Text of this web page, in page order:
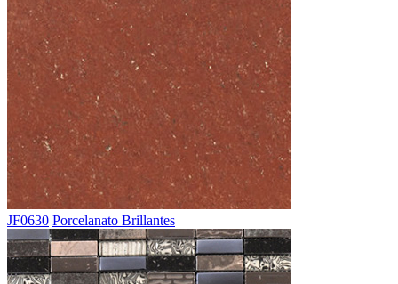
JF0630 Porcelanato Brillantes